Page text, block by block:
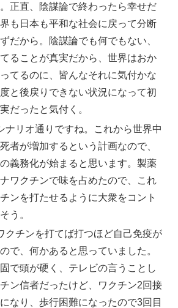
正直、陰謀論で終わったら幸せだ
も日本も平和な社会に戻って分断
だから。陰謀論でも何でもない、
ることが真実だから、世界はおか
てるのに、皆んなそれに気付かな
と後戻りできない状況になって初
だったと気付く。
ナリオ通りですね。これから世界中
者が増加するという計画なので、
義務化が始まると思います。製薬
ワクチンで味を占めたので、これ
ンを打たせるように大衆をコント
う。
クチンを打てば打つほど自己免疫が
で、何かあると思っていました。
で頭が硬く、テレビの言うことし
ン信者だったけど、ワクチン2回接
なり、歩行困難になったので3回目